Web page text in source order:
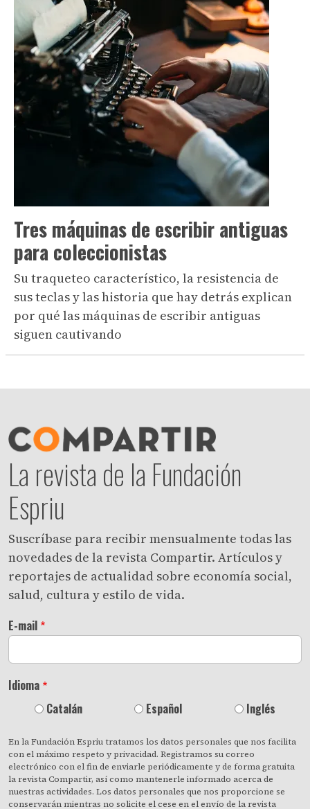
Tres máquinas de escribir antiguas
para coleccionistas
Su traqueteo característico, la resistencia de
sus teclas y las historia que hay detrás explican
por qué las máquinas de escribir antiguas
siguen cautivando
La revista de la Fundación
Espriu
Suscríbase para recibir mensualmente todas las
novedades de la revista Compartir. Artículos y
reportajes de actualidad sobre economía social,
salud, cultura y estilo de vida.
E-mail
Idioma
Catalán
Español Inglés
En la Fundación Espriu tratamos los datos personales que nos facilita
con el máximo respeto y privacidad. Registramos su correo
electrónico con el fin de enviarle periódicamente y de forma gratuita
la revista Compartir, así como mantenerle informado acerca de
nuestras actividades. Los datos personales que nos proporcione se
conservarán mientras no solicite el cese en el envío de la revista